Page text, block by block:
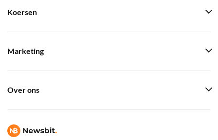
Koersen
Marketing
Over ons